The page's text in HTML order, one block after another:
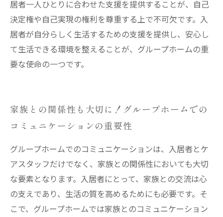
居者一人ひとりに合わせた支援を提供することが、自己
決定権や自己実現の権利を尊重する上で不可欠です。入
居者が自分らしく生活するための支援を提供し、安心し
て生活できる環境を整えることが、グループホームの重
要な使命の一つです。
家族との関係性も大切に！グループホームでの
コミュニケーションの重要性
グループホームでのコミュニケーションは、入居者とケ
アスタッフだけでなく、家族との関係性においても大切
な要素となります。入居者にとって、家族との交流は心
の支えであり、生活の質を高めるためにも必要です。そ
こで、グループホームでは家族とのコミュニケーション